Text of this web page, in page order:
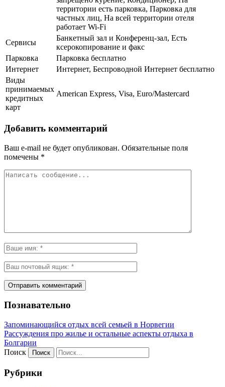
территории есть парковка, Парковка для
частных лиц, На всей территории отеля
работает Wi-Fi
Сервисы
Банкетный зал и Конференц-зал, Есть
ксерокопирование и факс
Парковка
Парковка бесплатно
Интернет
Интернет, Беспроводной Интернет бесплатно
Виды
принимаемых
кредитных
карт
American Express, Visa, Euro/Mastercard
Добавить комментарий
Ваш e-mail не будет опубликован. Обязательные поля
помечены *
Познавательно
Запоминающийся отдых всей семьей в Норвегии
Рассуждения про жилье и остальные аспекты отдыха в
Болгарии
Поиск
Рубрики